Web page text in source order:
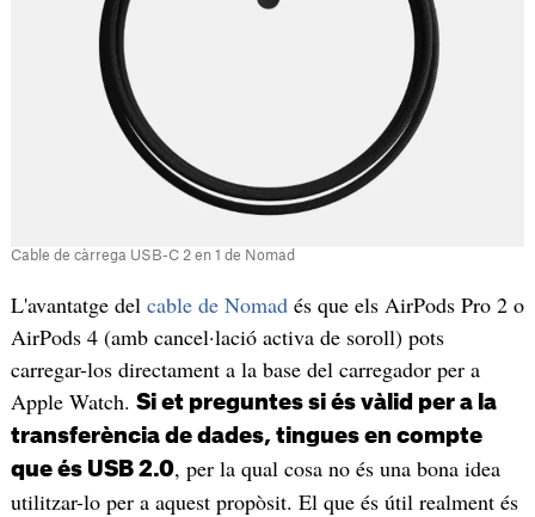
Cable de càrrega USB-C 2 en 1 de Nomad
L'avantatge del cable de Nomadés que els AirPods Pro 2 o
AirPods 4 (amb cancel·lació activa de soroll) pots
carregar-los directament a la base del carregador per a
Apple Watch. Si et preguntes si és vàlid per a la
transferència de dades, tingues en compte
que és USB 2.0, per la qual cosa no és una bona idea
utilitzar-lo per a aquest propòsit. El que és útil realment és